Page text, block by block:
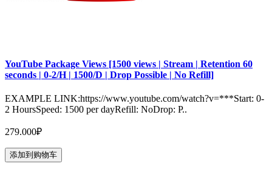
YouTube Package Views [1500 views | Stream | Retention 60
seconds | 0-2/H | 1500/D | Drop Possible | No Refill]
EXAMPLE LINK:https://www.youtube.com/watch?v=***Start: 0-
2 HoursSpeed: 1500 per dayRefill: NoDrop: P..
279.000₽
添加到购物车